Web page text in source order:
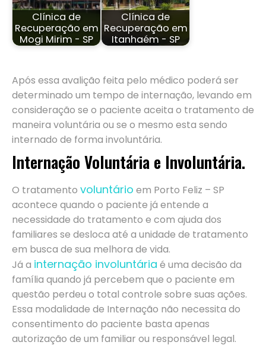
Clínica de
Recuperação em
Mogi Mirim - SP
Clínica de
Recuperação em
Itanhaém - SP
Após essa avalição feita pelo médico poderá ser
determinado um tempo de internação, levando em
consideração se o paciente aceita o tratamento de
maneira voluntária ou se o mesmo esta sendo
internado de forma involuntária.
Internação Voluntária e Involuntária.
O tratamento voluntário em Porto Feliz – SP
acontece quando o paciente já entende a
necessidade do tratamento e com ajuda dos
familiares se desloca até a unidade de tratamento
em busca de sua melhora de vida.
Já a internação involuntária é uma decisão da
família quando já percebem que o paciente em
questão perdeu o total controle sobre suas ações.
Essa modalidade de Internação não necessita do
consentimento do paciente basta apenas
autorização de um familiar ou responsável legal.